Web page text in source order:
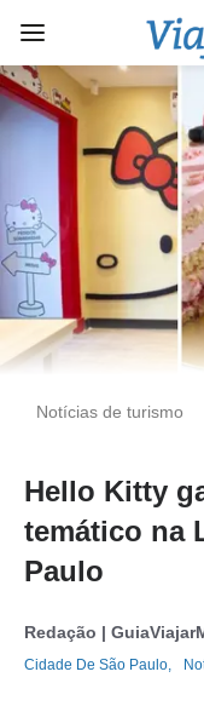
Notícias de turismo
Hello Kitty
temático na
Paulo
Redação |
Cidade De São Paulo,